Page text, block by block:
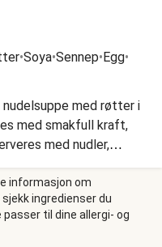
•Soya•Sennep•Egg•
nudelsuppe med røtter i
med smakfull kraft,
med nudler,
grønnsaker. Vår
informasjon om
ingredienser du
til dine allergi- og